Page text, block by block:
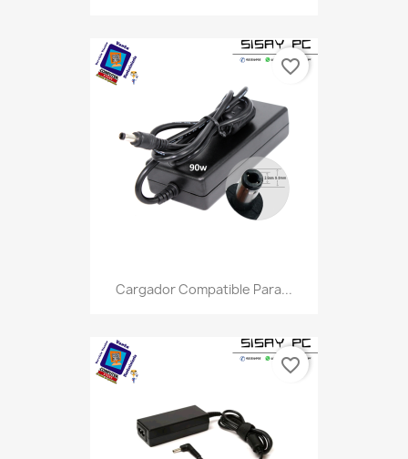
Cargador Compatible Para...
favorite_border
favorite_border